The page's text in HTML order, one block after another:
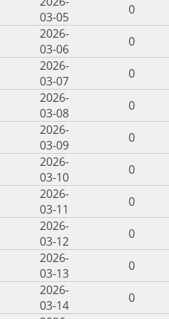
03-05
0
2026-
03-06
0
2026-
03-07
0
2026-
03-08
0
2026-
03-09
0
2026-
03-10
0
2026-
03-11
0
2026-
03-12
0
2026-
03-13
0
2026-
03-14
0